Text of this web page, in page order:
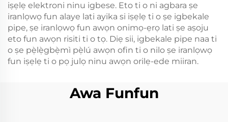
iṣẹlẹ elektroni ninu igbese. Eto ti o ni agbara ṣe
iranlọwọ fun alaye lati ayika si iṣẹlẹ ti o ṣe igbekale
pipe, ṣe iranlọwọ fun awọn onimọ-ẹrọ lati ṣe aṣoju
eto fun awọn risiti ti o tọ. Diẹ sii, igbekale pipe naa ti
o ṣe pẹ̀lẹ̀gbẹ̀mì pẹ̀lú awọn ofin ti o nilo ṣe iranlọwọ
fun iṣẹlẹ ti o pọ julọ ninu awọn orilẹ-ede miiran.
Awa Funfun